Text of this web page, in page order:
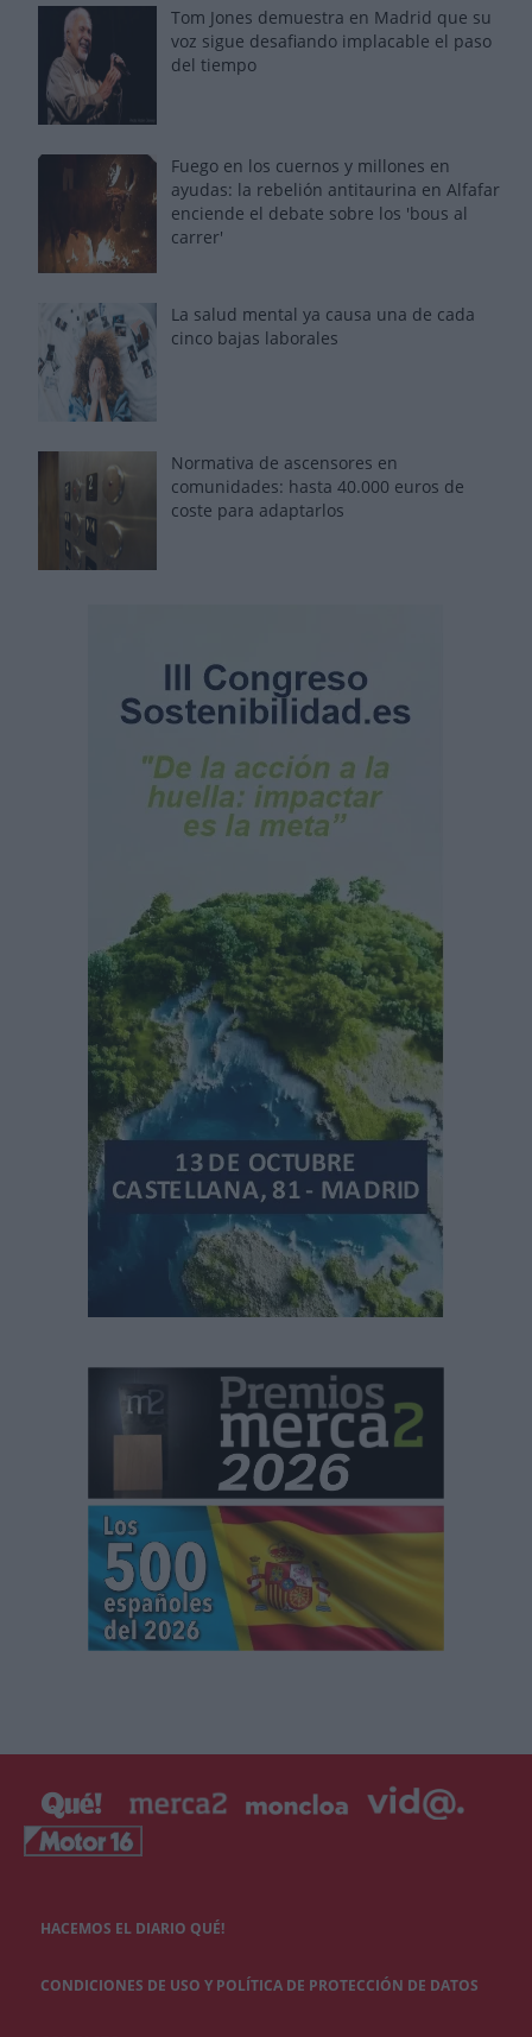
Tom Jones demuestra en Madrid que su
voz sigue desafiando implacable el paso
del tiempo
Fuego en los cuernos y millones en
ayudas: la rebelión antitaurina en Alfafar
enciende el debate sobre los 'bous al
carrer'
La salud mental ya causa una de cada
cinco bajas laborales
Normativa de ascensores en
comunidades: hasta 40.000 euros de
coste para adaptarlos
HACEMOS EL DIARIO QUÉ!
CONDICIONES DE USO Y POLÍTICA DE PROTECCIÓN DE DATOS